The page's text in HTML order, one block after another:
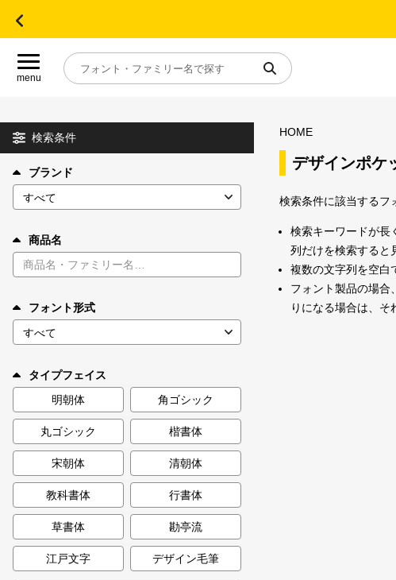
menu
目的別フォントガイド
特集
年間ライセンス商品
キャンペーン一覧
カート 0
マイページ
お気に入り
ご利用ガイド
検索条件
ブランド
商品名
フォント形式
タイプフェイス
明朝体
角ゴシック
丸ゴシック 楷書体
宋朝体 清朝体
教科書体 行書体
草書体 勘亭流
江戸文字 デザイン毛筆
HOME
デザインポケ
検索条件に該当するフ
検索キーワードが長
列だけを検索すると
複数の文字列を空白
フォント製品の場合
りになる場合は、そ